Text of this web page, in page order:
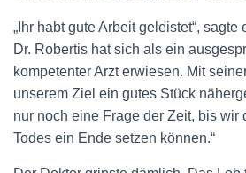
„Ihr habt gute Arbeit geleistet“, sagte
Dr. Robertis hat sich als ein
kompetenter Arzt erwiesen. Mit
unserem Ziel ein gutes Stück
nur noch eine Frage der Zeit, bis wir
Todes ein Ende setzen können.“